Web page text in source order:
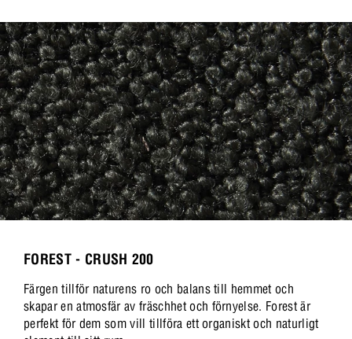
FOREST - CRUSH 200
Färgen tillför naturens ro och balans till hemmet och
skapar en atmosfär av fräschhet och förnyelse. Forest är
perfekt för dem som vill tillföra ett organiskt och naturligt